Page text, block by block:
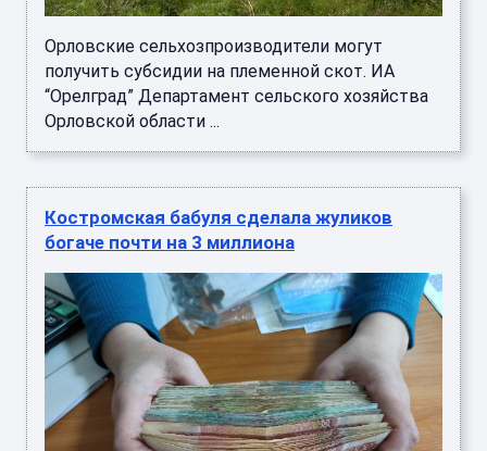
Орловские сельхозпроизводители могут
получить субсидии на племенной скот. ИА
“Орелград” Департамент сельского хозяйства
Орловской области ...
Костромская бабуля сделала жуликов
богаче почти на 3 миллиона